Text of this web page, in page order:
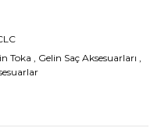
Toka , Gelin Saç Aksesuarları ,